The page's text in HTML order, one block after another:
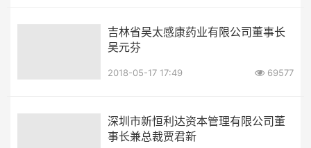
吉林省吴太感康药业有限公司董事长
吴元芬
2018-05-17 17:49 69577
深圳市新恒利达资本管理有限公司董
事长兼总裁贾君新